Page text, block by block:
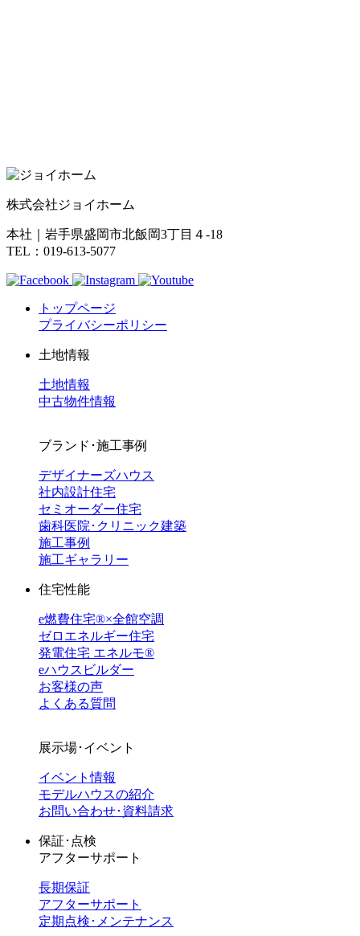
株式会社ジョイホーム
本社｜岩手県盛岡市北飯岡3丁目４-18
TEL：019-613-5077
トップページ
プライバシーポリシー
土地情報
土地情報
中古物件情報
ブランド･施工事例
デザイナーズハウス
社内設計住宅
セミオーダー住宅
歯科医院･クリニック建築
施工事例
施工ギャラリー
住宅性能
e燃費住宅®︎×全館空調
ゼロエネルギー住宅
発電住宅 エネルモ®
eハウスビルダー
お客様の声
よくある質問
展示場･イベント
イベント情報
モデルハウスの紹介
お問い合わせ･資料請求
保証･点検
アフターサポート
長期保証
アフターサポート
定期点検･メンテナンス